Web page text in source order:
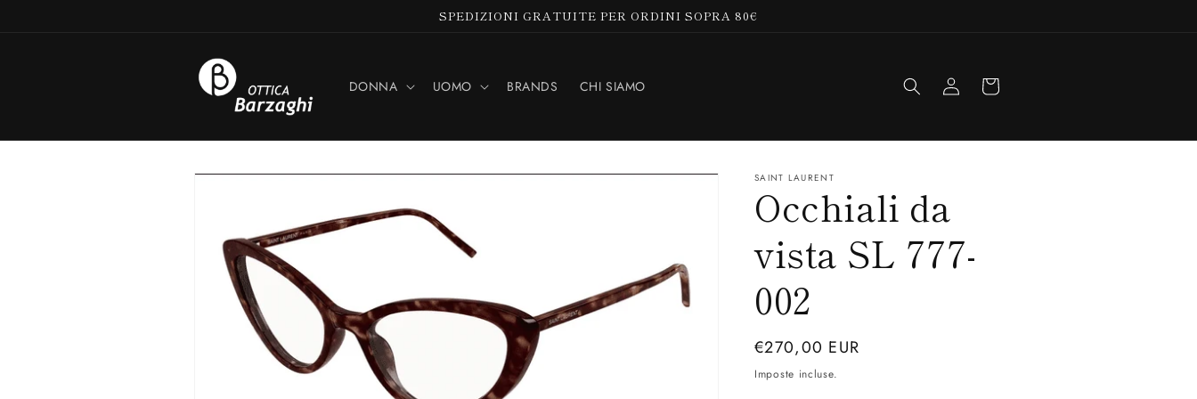
SPEDIZIONI GRATUITE PER ORDINI SOPRA 80€
DONNA UOMO BRANDS CHI SIAMO Accedi Carrello
Passa alle
SAINT LAURENT
Occhiali da
vista SL 777-
002
Prezzo
di
€270,00 EUR
Imposte incluse.